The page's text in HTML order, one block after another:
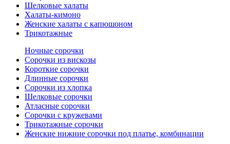
Шелковые халаты
Халаты-кимоно
Женские халаты с капюшоном
Трикотажные
Ночные сорочки
Сорочки из вискозы
Короткие сорочки
Длинные сорочки
Сорочки из хлопка
Шелковые сорочки
Атласные сорочки
Сорочки с кружевами
Трикотажные сорочки
Женские нижние сорочки под платье, комбинации